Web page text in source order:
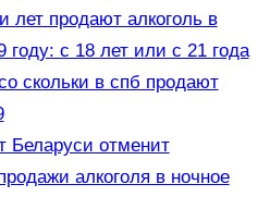
лет продают алкоголь в
году: с 18 лет или с 21 года
скольки в спб продают
Беларуси отменит
алкоголя в ночное